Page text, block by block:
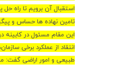
استقبال آن برویم تا راه حل
تامین نهاده ها حساس و
این مقام مسئول در کابینه
انتقاد از عملکرد برخی
طبیعی و امور اراضی گفت: